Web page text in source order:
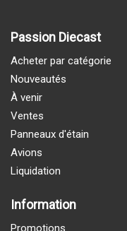
Passion Diecast
Acheter par catégorie
Nouveautés
À venir
Ventes
Panneaux d'étain
Avions
Liquidation
Information
Promotions